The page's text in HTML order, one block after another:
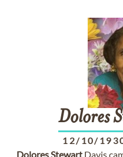
Dolores
12/10/
DoloresStewartDavis